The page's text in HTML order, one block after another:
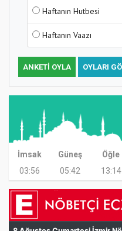
Haftanın Hutbesi
Haftanın Vaazı
ANKETI OYLA OYLARI
İmsak Güneş Öğle
03:56
05:42 13:14